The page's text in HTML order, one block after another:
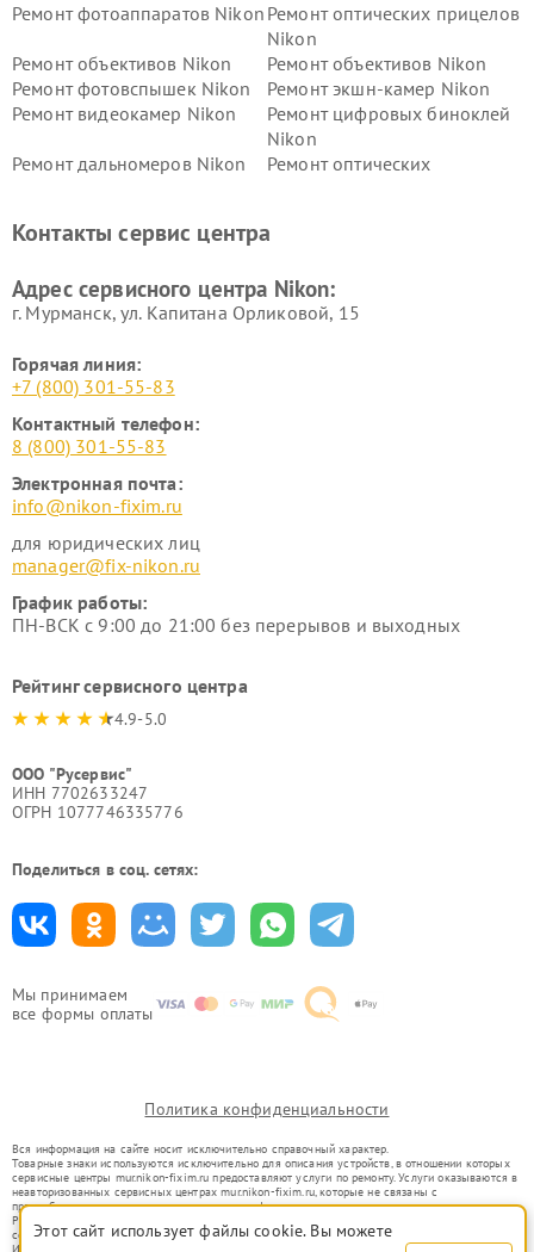
Мы принимаем
все формы оплаты
Ремонт фотоаппаратов Nikon Ремонт оптических прицелов
Nikon
Ремонт объективов Nikon
Ремонт объективов Nikon
Ремонт фотовспышек Nikon
Ремонт экшн-камер Nikon
Ремонт видеокамер Nikon
Ремонт цифровых биноклей
Nikon
Ремонт дальномеров Nikon
Ремонт оптических
Контакты сервис центра
Адрес сервисного центра Nikon:
г. Мурманск, ул. Капитана Орликовой, 15
Горячая линия:
+7 (800) 301-55-83
Контактный телефон:
8 (800) 301-55-83
Электронная почта:
info@nikon-fixim.ru
для юридических лиц
manager@fix-nikon.ru
График работы:
ПН-ВСК с 9:00 до 21:00 без перерывов и выходных
Рейтинг сервисного центра
4.9-5.0
ООО "Русервис"
ИНН 7702633247
ОГРН 1077746335776
Поделиться в соц. сетях:
Политика конфиденциальности
Вся информация на сайте носит исключительно справочный характер.
Товарные знаки используются исключительно для описания устройств, в отношении которых
сервисные центры mur.nikon-fixim.ru предоставляют услуги по ремонту. Услуги оказываются в
неавторизованных сервисных центрах mur.nikon-fixim.ru, которые не связаны с
правообладателями товарных знаков или их официальными представителями.
Ремонт осуществляется для устройств, уже введенных в гражданский оборот в соответствии
со статьей 1487 ГК РФ.
Этот сайт использует файлы cookie. Вы можете